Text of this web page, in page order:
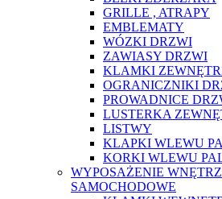
GRILLE , ATRAPY
EMBLEMATY
WÓZKI DRZWI
ZAWIASY DRZWI
KLAMKI
OGRANICZNIKI
PROWADNICE
LUSTERKA
LISTWY
KLAPKI WLEWU
KORKI WLEWU
WYPOSAŻENIE
SAMOCHODOWE